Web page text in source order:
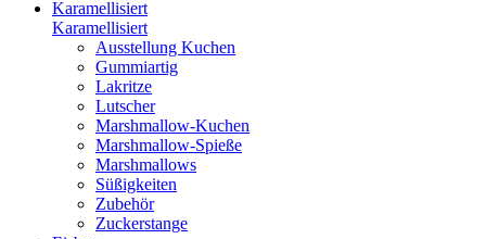
Karamellisiert
Karamellisiert
Ausstellung Kuchen
Gummiartig
Lakritze
Lutscher
Marshmallow-Kuchen
Marshmallow-Spieße
Marshmallows
Süßigkeiten
Zubehör
Zuckerstange